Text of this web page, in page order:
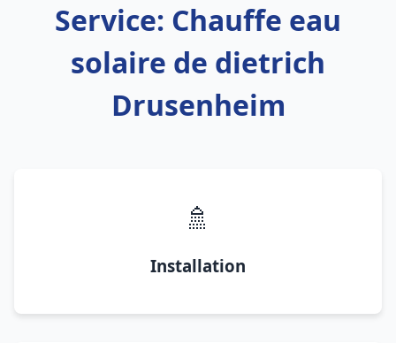
Service: Chauffe eau
solaire de dietrich
Drusenheim
🚿
Installation